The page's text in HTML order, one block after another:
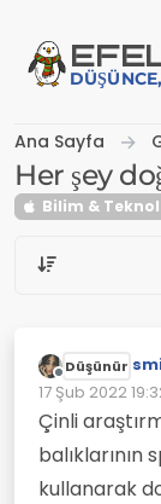
EFE
Ana Sayfa
Her şey
Bilim &
Çevrimdışı
Düşünür
17 Şub 2022
Son
Çinli
balıklarının
kullanarak